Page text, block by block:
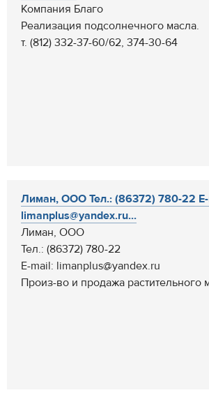
Компания Благо
Реализация подсолнечного масла.
т. (812) 332-37-60/62, 374-30-64
Лиман, ООО Тел.: (86372) 780-22
limanplus@yandex.ru...
Лиман, ООО
Тел.: (86372) 780-22
E-mail: limanplus@yandex.ru
Произ-во и продажа растительного